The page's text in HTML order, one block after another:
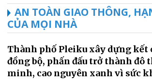
AN TOÀN GIAO THÔNG,
CỦA MỌI NHÀ
Thành phố Pleiku xây dựng kết
đồng bộ, phấn đấu trở thành đô
minh, cao nguyên xanh vì sức